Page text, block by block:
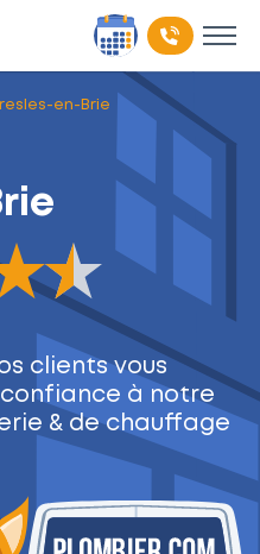
en-Brie
is 4.6out of 5
clientsvous
confiance à notre
& de chauffage